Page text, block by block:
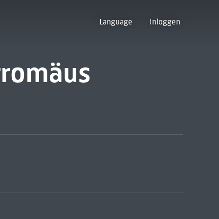
Language Inloggen